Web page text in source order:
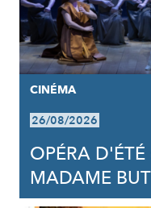
CINÉMA
26/08/2026
OPÉRA
MADAME